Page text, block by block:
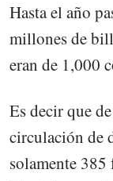
Hasta el año
millones de
eran de 1,000
Es decir que
circulación de
solamente